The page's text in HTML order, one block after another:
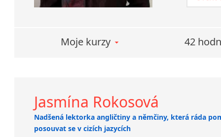
Moje kurzy 42
Jasmína Rokosová
Nadšená lektorka angličtiny a němčiny, která ráda
posouvat se v cizích jazycích